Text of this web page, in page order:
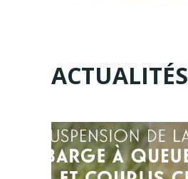
ACTUALITÉS